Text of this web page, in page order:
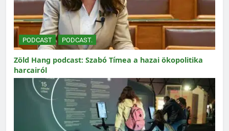
PODCAST PODCAST.
Zöld Hang podcast: Szabó Tímea a hazai ökopolitika
harcairól